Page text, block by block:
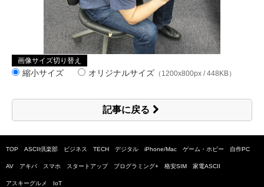
画像サイズ切り替え
縮小サイズ オリジナルサイズ （1200x800px / 448KB）
記事に戻る
TOP ASCII倶楽部 ビジネス TECH デジタル iPhone/Mac ゲーム・ホビー 自作PC
AV アキバ スマホ スタートアップ プログラミング+ 格安SIM 家電ASCII
アスキーグルメ IoT